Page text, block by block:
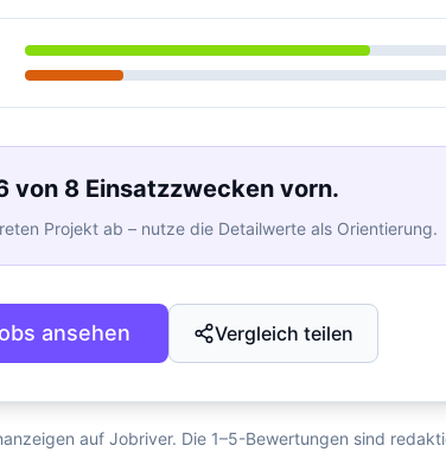
von 8 Einsatzzwecken vorn.
Projekt ab – nutze die Detailwerte als Orientierung.
ansehen Vergleich teilen
auf Jobriver. Die 1–5-Bewertungen sind